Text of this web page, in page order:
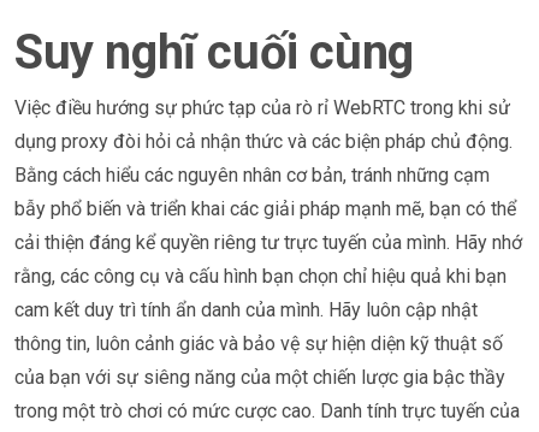
Suy nghĩ cuối cùng
Việc điều hướng sự phức tạp của rò rỉ WebRTC trong khi sử
dụng proxy đòi hỏi cả nhận thức và các biện pháp chủ động.
Bằng cách hiểu các nguyên nhân cơ bản, tránh những cạm
bẫy phổ biến và triển khai các giải pháp mạnh mẽ, bạn có thể
cải thiện đáng kể quyền riêng tư trực tuyến của mình. Hãy nhớ
rằng, các công cụ và cấu hình bạn chọn chỉ hiệu quả khi bạn
cam kết duy trì tính ẩn danh của mình. Hãy luôn cập nhật
thông tin, luôn cảnh giác và bảo vệ sự hiện diện kỹ thuật số
của bạn với sự siêng năng của một chiến lược gia bậc thầy
trong một trò chơi có mức cược cao. Danh tính trực tuyến của